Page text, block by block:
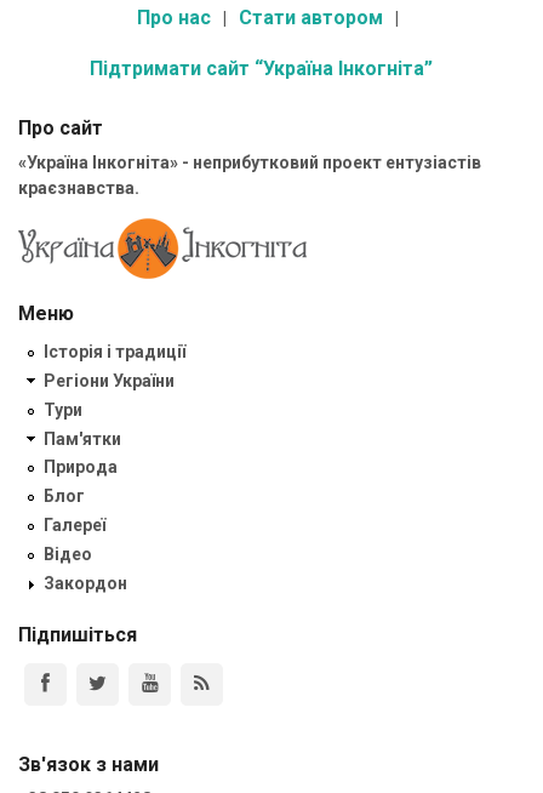
Про нас Стати автором
Підтримати сайт “Україна Інкогніта”
Про сайт
«Україна Інкогніта» - неприбутковий проект ентузіастів
краєзнавства.
Меню
Історія і традиції
Регіони України
Тури
Пам'ятки
Природа
Блог
Галереї
Відео
Закордон
Підпишіться
Зв'язок з нами